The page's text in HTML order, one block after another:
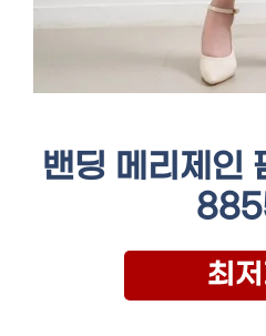
밴딩 메리제인
최